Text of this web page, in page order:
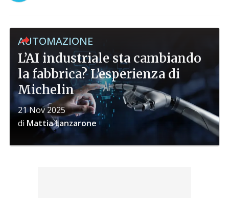
AUTOMAZIONE
L’AI industriale sta cambiando
la fabbrica? L’esperienza di
Michelin
21 Nov 2025
di Mattia Lanzarone